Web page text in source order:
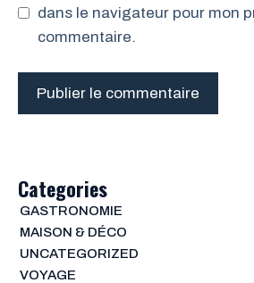
dans le navigateur pour mon
commentaire.
Categories
GASTRONOMIE
MAISON & DÉCO
UNCATEGORIZED
VOYAGE